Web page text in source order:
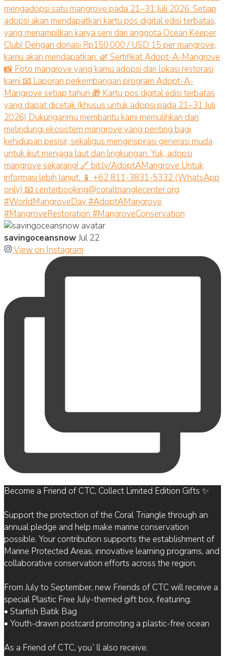
savingoceansnowJul 22
View on Instagram
Become a Friend of CTC, Collect Limited Edition Gifts ✨
Support the protection of the Coral Triangle through an
annual pledge and help make marine conservation
possible. Your contribution supports the establishment of
Marine Protected Areas, innovative learning programs, and
collaborative conservation efforts across the region.
From July to September, new Friends of CTC will receive a
special Plastic Free July-themed gift box, featuring:
• Starfish Batik Bag
• Youth-drawn postcard promoting a plastic-free ocean
As a Friend of CTC, you`ll also receive: